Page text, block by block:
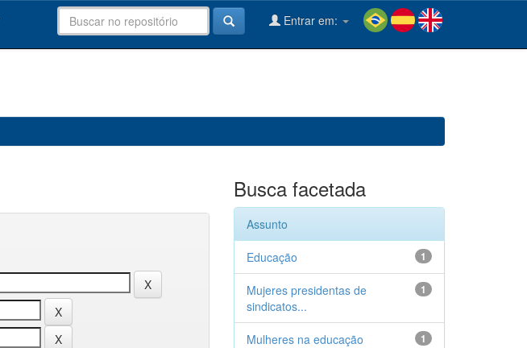
Entrar em:
Busca facetada
Assunto
1
Educação
1
Mujeres presidentas de
sindicatos...
1
Mulheres na educação